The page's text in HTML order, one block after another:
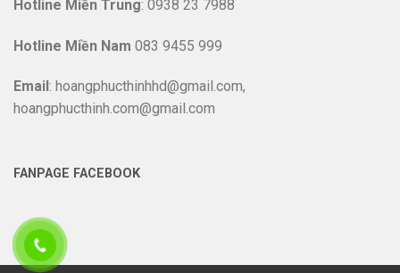
Hotline Miền Trung: 0938 23 7988
Hotline Miền Nam 083 9455 999
Email : hoangphucthinhhd@gmail.com,
hoangphucthinh.com@gmail.com
FANPAGE FACEBOOK